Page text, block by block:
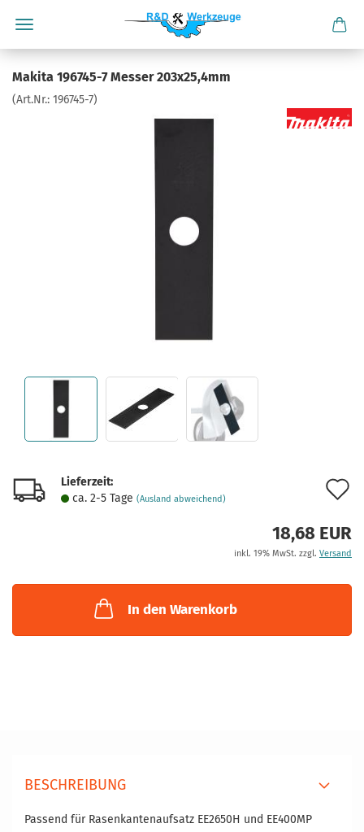
Makita 196745-7 Messer 203x25,4mm
(Art.Nr.: 196745-7)
Lieferzeit:
ca. 2-5 Tage (Ausland abweichend)
18,68 EUR
inkl. 19% MwSt. zzgl. Versand
In den Warenkorb
BESCHREIBUNG
Passend für Rasenkantenaufsatz EE2650H und EE400MP